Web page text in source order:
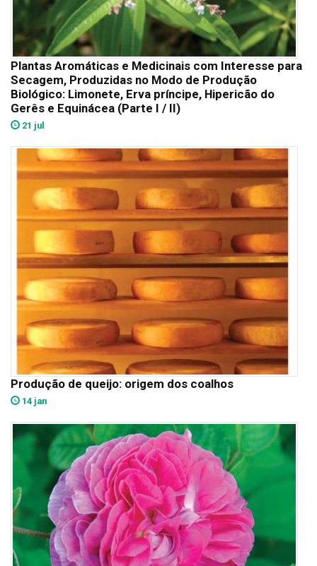
Plantas Aromáticas e Medicinais com Interesse para
Secagem, Produzidas no Modo de Produção
Biológico: Limonete, Erva príncipe, Hipericão do
Gerês e Equinácea (Parte I / II)
21 jul
Produção de queijo: origem dos coalhos
14 jan